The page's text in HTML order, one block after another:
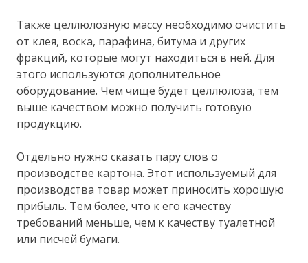
Также целлюлозную массу необходимо очистить
от клея, воска, парафина, битума и других
фракций, которые могут находиться в ней. Для
этого используются дополнительное
оборудование. Чем чище будет целлюлоза, тем
выше качеством можно получить готовую
продукцию.
Отдельно нужно сказать пару слов о
производстве картона. Этот используемый для
производства товар может приносить хорошую
прибыль. Тем более, что к его качеству
требований меньше, чем к качеству туалетной
или писчей бумаги.